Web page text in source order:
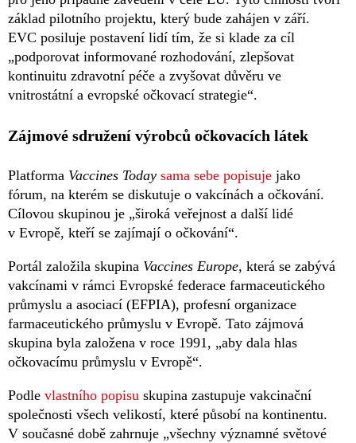
základ pilotního projektu, který bude zahájen v září.
EVC posiluje postavení lidí tím, že si klade za cíl
„podporovat informované rozhodování, zlepšovat
kontinuitu zdravotní péče a zvyšovat důvěru ve
vnitrostátní a evropské očkovací strategie“.
Zájmové sdružení výrobců očkovacích látek
Platforma Vaccines Today sama sebe popisuje jako
fórum, na kterém se diskutuje o vakcínách a očkování.
Cílovou skupinou je „široká veřejnost a další lidé
v Evropě, kteří se zajímají o očkování“.
Portál založila skupina Vaccines Europe, která se zabývá
vakcínami v rámci Evropské federace farmaceutického
průmyslu a asociací (EFPIA), profesní organizace
farmaceutického průmyslu v Evropě. Tato zájmová
skupina byla založena v roce 1991, „aby dala hlas
očkovacímu průmyslu v Evropě“.
Podle vlastního popisu skupina zastupuje vakcinační
společnosti všech velikostí, které působí na kontinentu.
V současné době zahrnuje „všechny významné světové